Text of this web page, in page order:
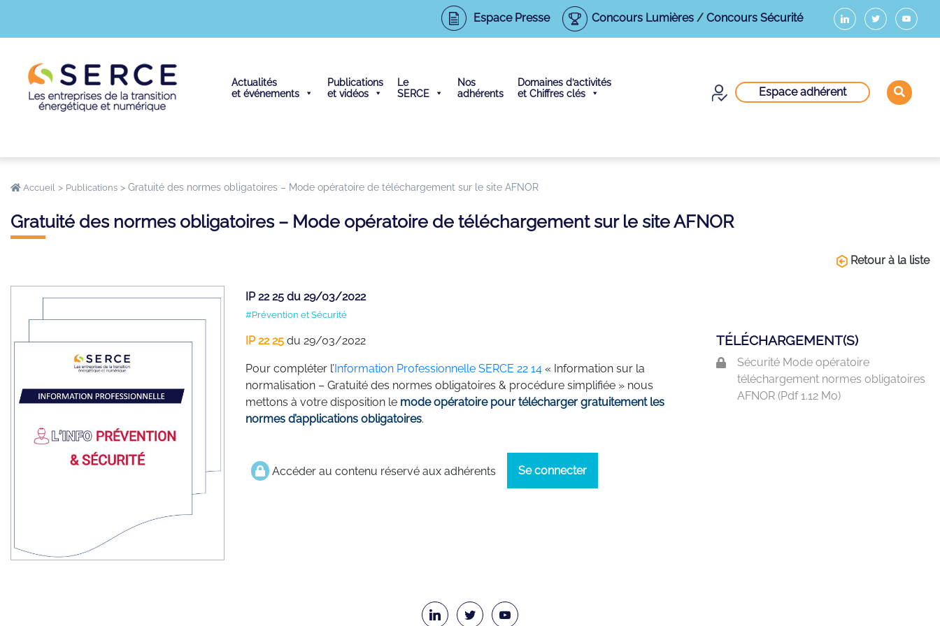
Espace Presse Concours Lumières/ Concours Sécurité
Actualités
et événements
Publications
et vidéos
Le
SERCE
Nos
adhérents
Domaines d’activités
et Chiffres clés
Espace adhérent
Accueil > Publications > Gratuité des normes obligatoires – Mode opératoire de téléchargement sur le site AFNOR
Gratuité des normes obligatoires – Mode opératoire de téléchargement sur le site AFNOR
Retour à la liste
IP 22 25 du 29/03/2022
#Prévention et Sécurité
IP 22 25 du 29/03/2022
Pour compléter l’Information Professionnelle SERCE 22 14 « Information sur la
normalisation – Gratuité des normes obligatoires & procédure simplifiée » nous
mettons à votre disposition le mode opératoire pour télécharger gratuitement les
normes d’applications obligatoires.
Accéder au contenu réservé aux adhérents Se connecter
TÉLÉCHARGEMENT(S)
Sécurité Mode opératoire
téléchargement normes obligatoires
AFNOR (Pdf1.12 Mo)